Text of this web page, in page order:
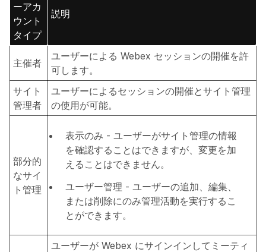
ーアカ
ウント
タイプ
説明
主催者
ユーザーによる Webex セッションの開催を許
可します。
サイト
管理者
ユーザーによるセッションの開催とサイト管理
の使用が可能。
部分的
なサイ
ト管理
表示のみ - ユーザーがサイト管理の情報
を確認することはできますが、変更を加
えることはできません。
ユーザー管理 - ユーザーの追加、編集、
または削除にのみ管理活動を実行するこ
とができます。
ユーザーが Webex にサインインしてミーティ